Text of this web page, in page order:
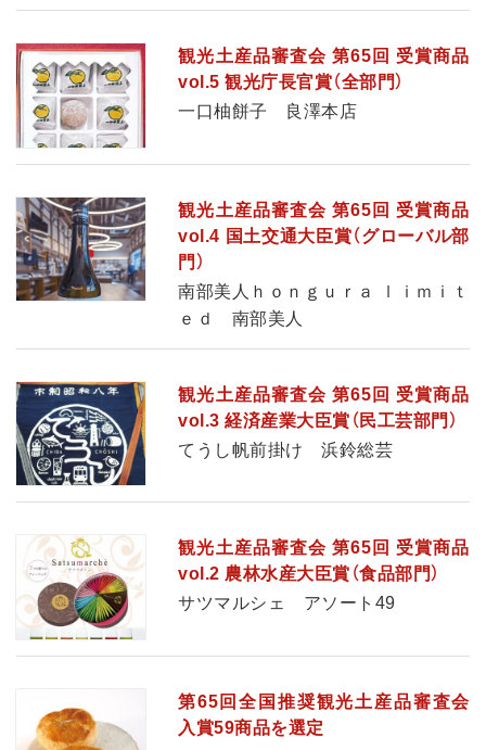
観光土産品審査会 第65回 受賞商品
vol.5 観光庁長官賞（全部門）
一口柚餅子 良澤本店
観光土産品審査会 第65回 受賞商品
vol.4 国土交通大臣賞（グローバル部
門）
南部美人ｈｏｎｇｕｒａ ｌｉｍｉｔ
ｅｄ 南部美人
観光土産品審査会 第65回 受賞商品
vol.3 経済産業大臣賞（民工芸部門）
てうし帆前掛け 浜鈴総芸
観光土産品審査会 第65回 受賞商品
vol.2 農林水産大臣賞（食品部門）
サツマルシェ アソート49
第65回全国推奨観光土産品審査会
入賞59商品を選定